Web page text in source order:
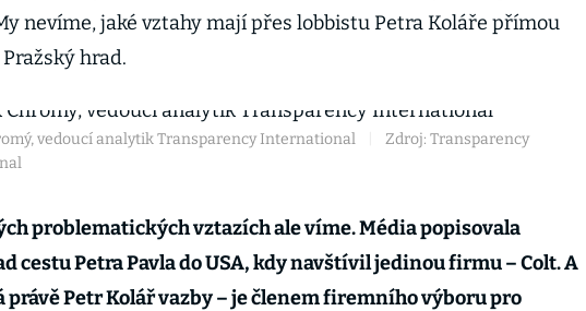
nevíme, jaké vztahy mají přes lobbistu Petra Koláře přímou
hrad.
vedoucí analytik Transparency International
Zdroj: Transparency
problematických vztazích ale víme. Média popisovala
cestu Petra Pavla do USA, kdy navštívil jedinou firmu – Colt. A
právě Petr Kolář vazby – je členem firemního výboru pro